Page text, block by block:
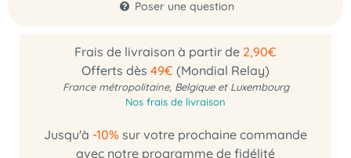
Poser une question
Frais de livraison à partir de 2,90€
Offerts dès 49€ (Mondial Relay)
France métropolitaine, Belgique et Luxembourg
Nos frais de livraison
Jusqu'à -10% sur votre prochaine commande
avec notre programme de fidélité